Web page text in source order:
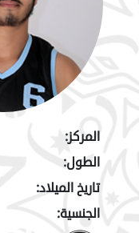
المركز:
الطول:
تاريخ الميلاد:
الجنسية: